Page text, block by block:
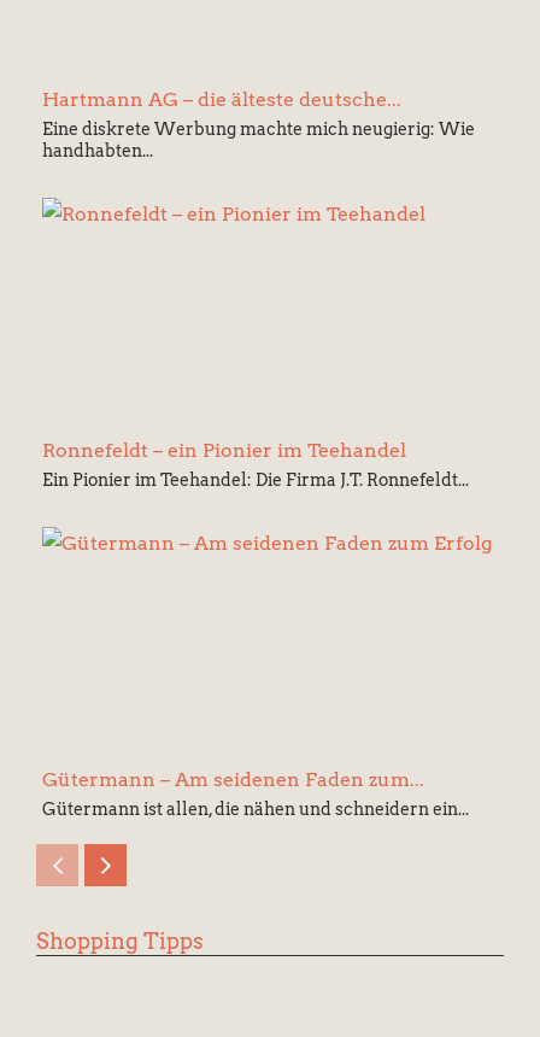
Hartmann AG – die älteste deutsche...
Eine diskrete Werbung machte mich neugierig: Wie
handhabten...
Ronnefeldt – ein Pionier im Teehandel
Ein Pionier im Teehandel: Die Firma J.T. Ronnefeldt...
Gütermann – Am seidenen Faden zum...
Gütermann ist allen, die nähen und schneidern ein...
Shopping Tipps